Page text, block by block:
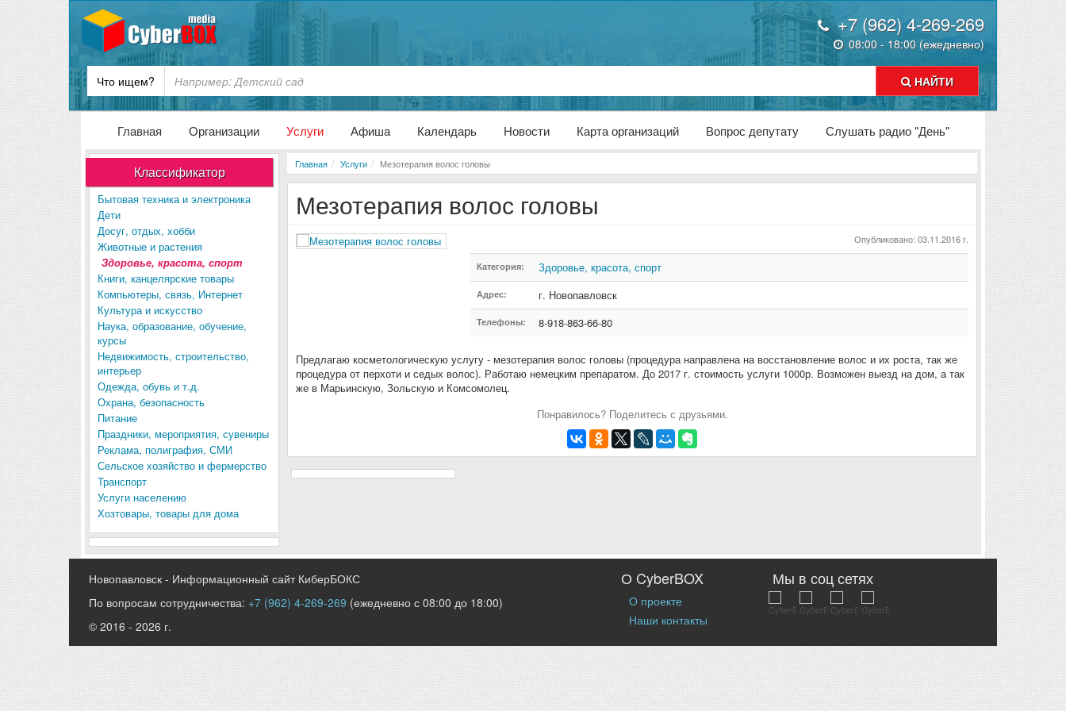
+7 (962) 4-269-269
08:00 - 18:00 (ежедневно)
Что ищем? НАЙТИ
Главная Организации Услуги Афиша Календарь Новости Карта организаций Вопрос депутату Слушать радио "День"
Классификатор
Бытовая техника и электроника
Дети
Досуг, отдых, хобби
Животные и растения
Здоровье, красота, спорт
Книги, канцелярские товары
Компьютеры, связь, Интернет
Культура и искусство
Наука, образование, обучение,
курсы
Недвижимость, строительство,
интерьер
Одежда, обувь и т.д.
Охрана, безопасность
Питание
Праздники, мероприятия, сувениры
Реклама, полиграфия, СМИ
Сельское хозяйство и фермерство
Транспорт
Услуги населению
Хозтовары, товары для дома
Главная Услуги Мезотерапия волос головы
Мезотерапия волос головы
Опубликовано: 03.11.2016 г.
Категория: Здоровье, красота, спорт
Адрес: г. Новопавловск
Телефоны: 8-918-863-66-80
Предлагаю косметологическую услугу - мезотерапия волос головы (процедура направлена на восстановление волос и их роста, так же
процедура от перхоти и седых волос). Работаю немецким препаратом. До 2017 г. стоимость услуги 1000р. Возможен выезд на дом, а так
же в Марьинскую, Зольскую и Комсомолец.
Понравилось? Поделитесь с друзьями.
Новопавловск - Информационный сайт КиберБОКС
По вопросам сотрудничества: +7 (962) 4-269-269 (ежедневно с 08:00 до 18:00)
© 2016 - 2026 г.
О CyberBOX
О проекте
Наши контакты
Мы в соц сетях